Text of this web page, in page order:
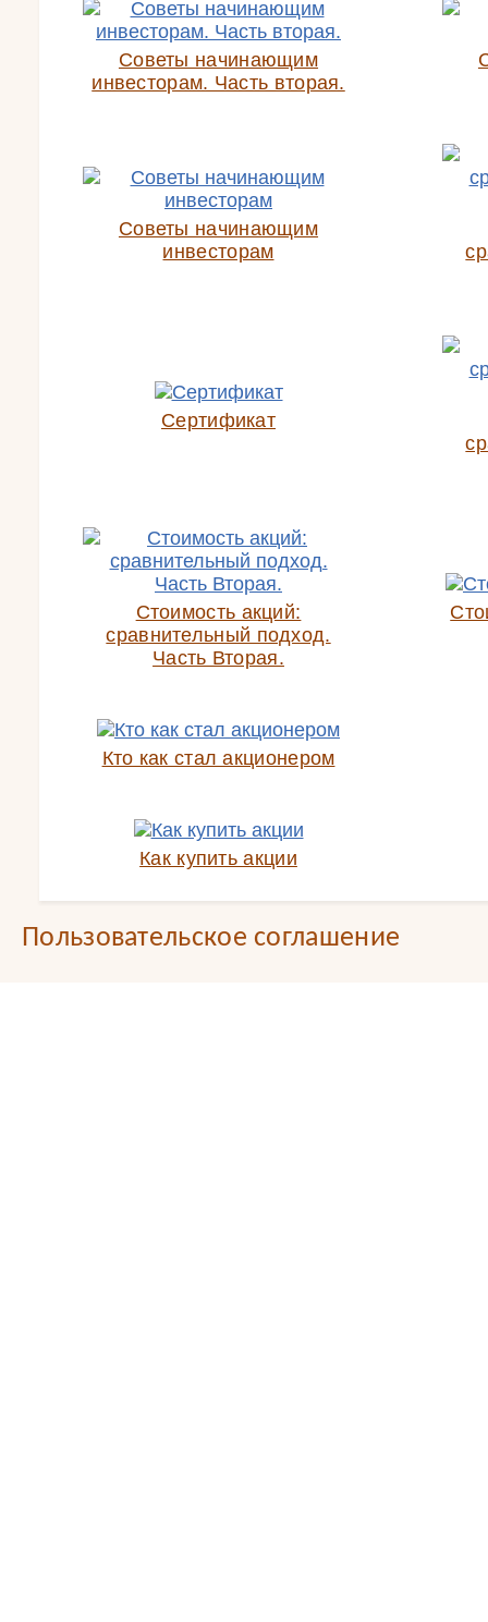
Советы начинающим
инвесторам. Часть вторая.
Советы начинающим
инвесторам
Сертификат
Стоимость акций:
сравнительный подход.
Часть Вторая.
Кто как стал акционером
Как купить акции
Пользовательское соглашение